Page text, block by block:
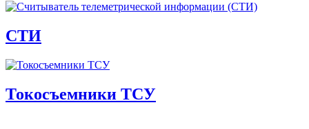
СТИ
Токосъемники ТСУ